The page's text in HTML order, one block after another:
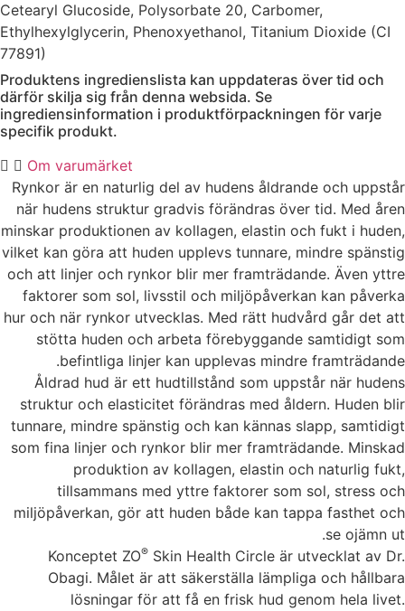
Cetearyl Glucoside, Polysorbate 20, Carbomer,
Ethylhexylglycerin, Phenoxyethanol, Titanium Dioxide (CI
77891)
Produktens ingredienslista kan uppdateras över tid och
därför skilja sig från denna websida. Se
ingrediensinformation i produktförpackningen för varje
specifik produkt.
Om varumärket
Rynkor är en naturlig del av hudens åldrande och uppstår
när hudens struktur gradvis förändras över tid. Med åren
minskar produktionen av kollagen, elastin och fukt i huden,
vilket kan göra att huden upplevs tunnare, mindre spänstig
och att linjer och rynkor blir mer framträdande. Även yttre
faktorer som sol, livsstil och miljöpåverkan kan påverka
hur och när rynkor utvecklas. Med rätt hudvård går det att
stötta huden och arbeta förebyggande samtidigt som
befintliga linjer kan upplevas mindre framträdande.
Åldrad hud är ett hudtillstånd som uppstår när hudens
struktur och elasticitet förändras med åldern. Huden blir
tunnare, mindre spänstig och kan kännas slapp, samtidigt
som fina linjer och rynkor blir mer framträdande. Minskad
produktion av kollagen, elastin och naturlig fukt,
tillsammans med yttre faktorer som sol, stress och
miljöpåverkan, gör att huden både kan tappa fasthet och
se ojämn ut.
Konceptet ZO® Skin Health Circle är utvecklat av Dr.
Obagi. Målet är att säkerställa lämpliga och hållbara
lösningar för att få en frisk hud genom hela livet.